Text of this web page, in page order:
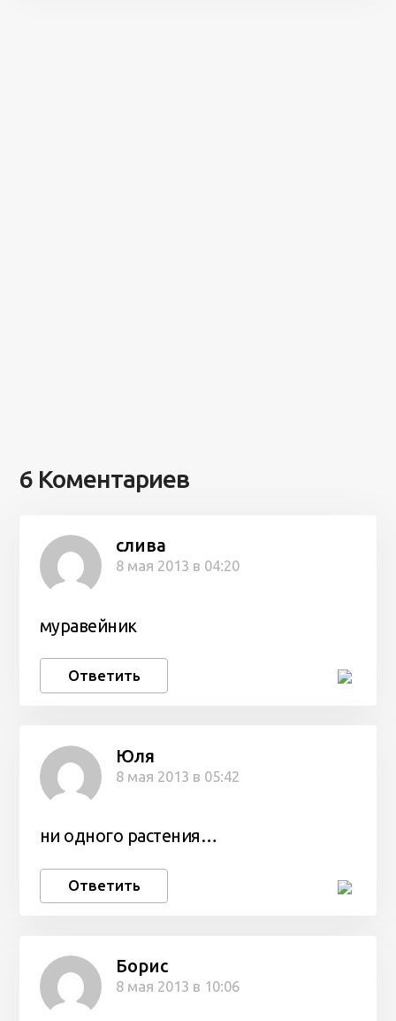
6 Коментариев
слива
8 мая 2013 в 04:20
муравейник
Ответить
Юля
8 мая 2013 в 05:42
ни одного растения…
Ответить
Борис
8 мая 2013 в 10:06